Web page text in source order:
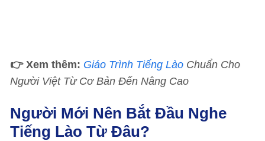
👉 Xem thêm: Giáo Trình Tiếng Lào Chuẩn Cho
Người Việt Từ Cơ Bản Đến Nâng Cao
Người Mới Nên Bắt Đầu Nghe
Tiếng Lào Từ Đâu?